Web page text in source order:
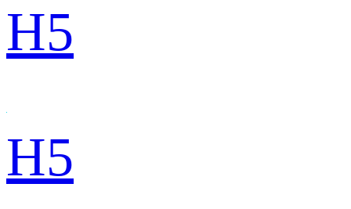
H5
H5